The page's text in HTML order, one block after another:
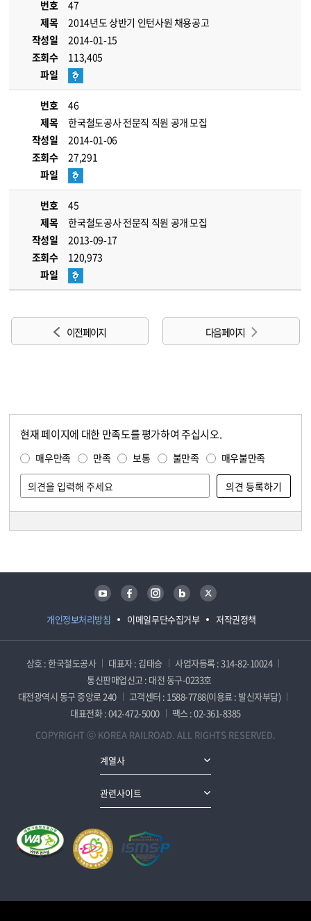
번호
47
제목
2014년도 상반기 인턴사원 채용공고
작성일
2014-01-15
조회수
113,405
파일
번호
46
제목
한국철도공사 전문직 직원 공개 모집
작성일
2014-01-06
조회수
27,291
파일
번호
45
제목
한국철도공사 전문직 직원 공개 모집
작성일
2013-09-17
조회수
120,973
파일
이전 페이지 다음 페이지
현재 페이지에 대한 만족도를 평가하여 주십시오.
매우만족 만족 보통 불만족 매우불만족
개인정보처리방침 이메일무단수집거부 저작권정책
유튜브 페이스북 인스타그램 블로그 트위터
상호 : 한국철도공사 대표자 : 김태승
사업자등록 : 314-82-10024
통신판매업신고 : 대전 동구-0233호
대전광역시 동구 중앙로 240
고객센터 : 1588-7788(이용료 : 발신자부담)
대표전화 : 042-472-5000
팩스 : 02-361-8385
COPYRIGHT ⓒ KOREA RAILROAD. ALL RIGHTS RESERVED.
계열사
관련사이트